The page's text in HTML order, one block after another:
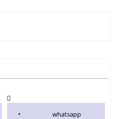
whatsapp